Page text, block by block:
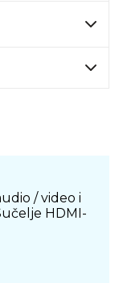
/ video i
HDMI-